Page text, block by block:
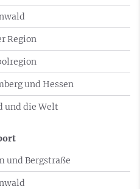
Region
und Hessen
und die Welt
und Bergstraße